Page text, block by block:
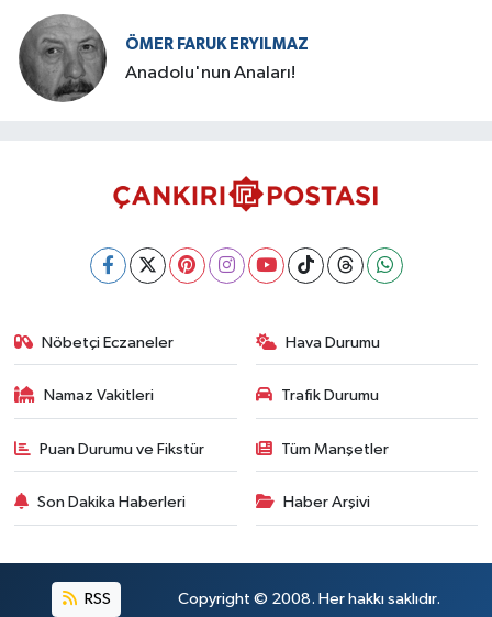
ÖMER FARUK ERYILMAZ
Anadolu'nun Anaları!
Nöbetçi Eczaneler Hava Durumu
Namaz Vakitleri Trafik Durumu
Puan Durumu ve Fikstür Tüm Manşetler
Son Dakika Haberleri Haber Arşivi
RSS Copyright © 2008. Her hakkı saklıdır.